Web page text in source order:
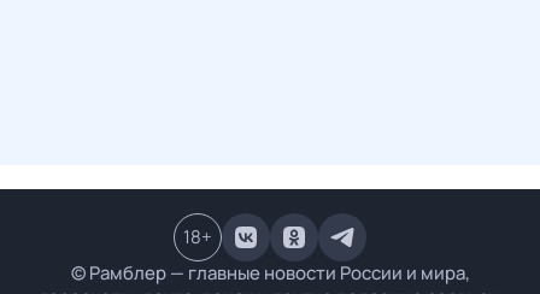
© Рамблер — главные новости России и мира,
18+